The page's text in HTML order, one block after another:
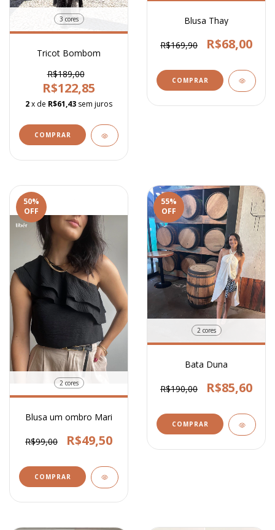
3 cores
Tricot Bombom
R$189,00
R$122,85
2x de R$61,43 sem juros
COMPRAR
Blusa Thay
R$169,90 R$68,00
COMPRAR
50%
OFF
2 cores
Blusa um ombro Mari
R$99,00 R$49,50
COMPRAR
55%
OFF
2 cores
Bata Duna
R$190,00 R$85,60
COMPRAR